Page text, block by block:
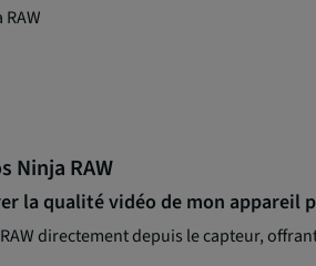
Ninja RAW
la qualité vidéo de mon appareil
directement depuis le capteur,